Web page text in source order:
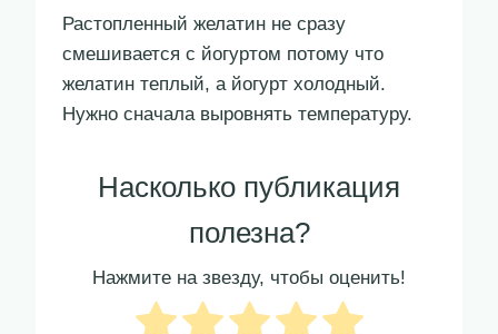
Растопленный желатин не сразу
смешивается с йогуртом потому что
желатин теплый, а йогурт холодный.
Нужно сначала выровнять температуру.
Насколько публикация
полезна?
Нажмите на звезду, чтобы оценить!